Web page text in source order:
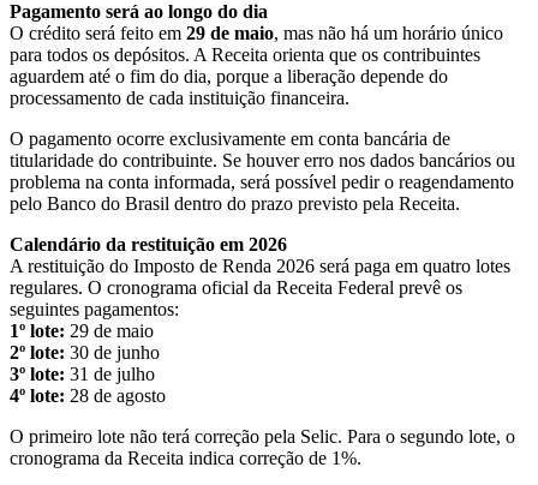
Pagamento será ao longo do dia
O crédito será feito em 29 de maio, mas não há um horário único
para todos os depósitos. A Receita orienta que os contribuintes
aguardem até o fim do dia, porque a liberação depende do
processamento de cada instituição financeira.
O pagamento ocorre exclusivamente em conta bancária de
titularidade do contribuinte. Se houver erro nos dados bancários ou
problema na conta informada, será possível pedir o reagendamento
pelo Banco do Brasil dentro do prazo previsto pela Receita.
Calendário da restituição em 2026
A restituição do Imposto de Renda 2026 será paga em quatro lotes
regulares. O cronograma oficial da Receita Federal prevê os
seguintes pagamentos:
1º lote: 29 de maio
2º lote: 30 de junho
3º lote: 31 de julho
4º lote: 28 de agosto
O primeiro lote não terá correção pela Selic. Para o segundo lote, o
cronograma da Receita indica correção de 1%.